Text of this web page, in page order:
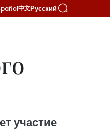
中文Русский
участие